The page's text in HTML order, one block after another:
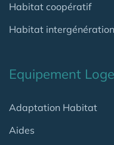
Habitat coopératif
Habitat
Equipement
Adaptation Habitat
Aides